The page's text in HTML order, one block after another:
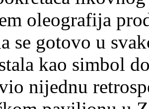
oleografija
se gotovo u
kao simbol
nijednu